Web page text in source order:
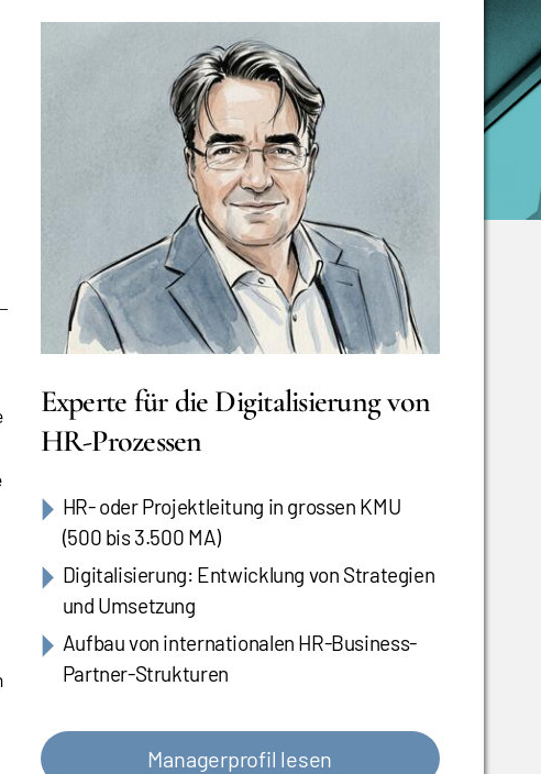
Experte für die Digitalisierung von
HR-Prozessen
HR- oder Projektleitung in grossen KMU
(500 bis 3.500 MA)
Digitalisierung: Entwicklung von Strategien
und Umsetzung
Aufbau von internationalen HR-Business-
Partner-Strukturen
Managerprofil lesen